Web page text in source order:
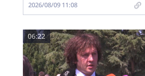
2026/08/09 11:08
06:22